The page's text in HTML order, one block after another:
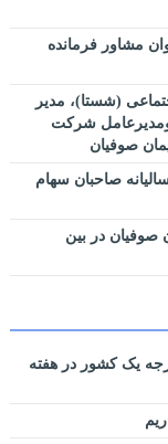
مشاور فرمانده
(شستا)، مدیر
شرکت
صوفیان
صاحبان سهام
در بین
یک کشور در هفته